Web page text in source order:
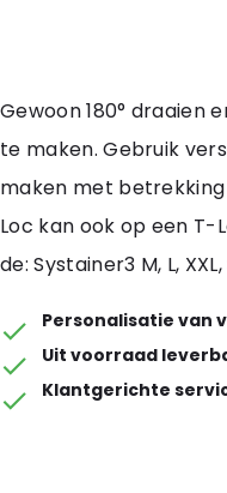
Gewoon 180° draaien
te maken. Gebruik
maken met
Loc kan ook op een
de: Systainer3 M, L,
Personalisatie van
Uit voorraad
Klantgerichte